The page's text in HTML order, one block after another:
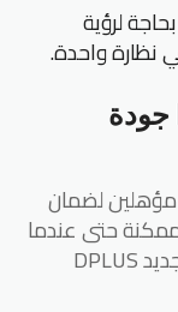
لرؤية
واحدة.
كيف يدعم Fashion Eyewear جودة
مؤهلين لضمان
حتى عندما
يتم تطبيق كود خصم Fashion Eyewear جديد DPLUS